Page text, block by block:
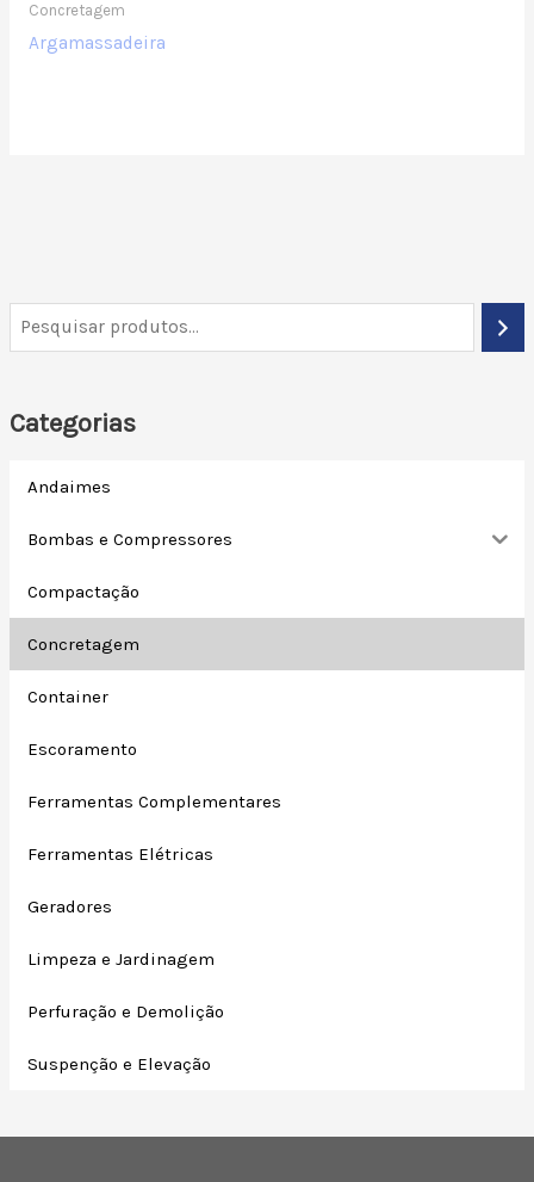
Categorias
Andaimes
Bombas e Compressores
Compactação
Concretagem
Container
Escoramento
Ferramentas Complementares
Ferramentas Elétricas
Geradores
Limpeza e Jardinagem
Perfuração e Demolição
Suspenção e Elevação
Concretagem
Argamassadeira